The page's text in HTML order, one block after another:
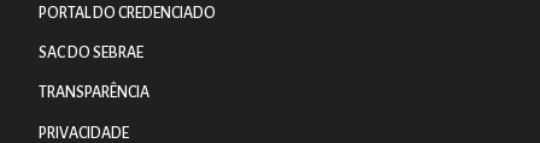
PORTAL DO CREDENCIADO
SAC DO SEBRAE
TRANSPARÊNCIA
PRIVACIDADE